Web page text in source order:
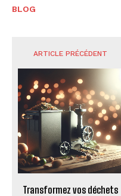
BLOG
ARTICLE PRÉCÉDENT
Transformez vos déchets